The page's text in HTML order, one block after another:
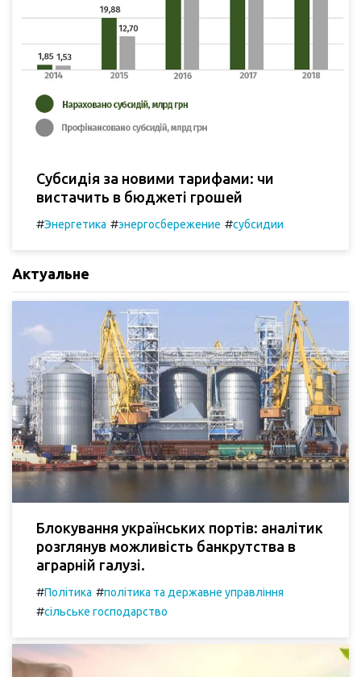
Субсидія за новими тарифами: чи
вистачить в бюджеті грошей
#Энергетика #энергосбережение #субсидии
Актуальне
Блокування українських портів: аналітик
розглянув можливість банкрутства в
аграрній галузі.
#Політика #політика та державне управління
#сільське господарство